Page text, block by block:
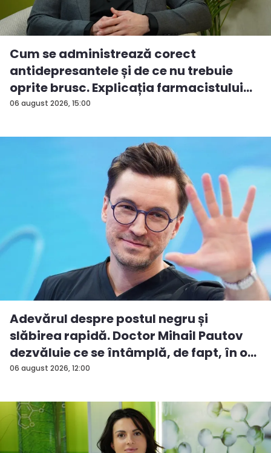
06 august 2026, 15:00
Cum se administrează corect
antidepresantele și de ce nu trebuie
oprite brusc. Explicația farmacistului
C...
06 august 2026, 12:00
Adevărul despre postul negru și
slăbirea rapidă. Doctor Mihail Pautov
dezvăluie ce se întâmplă, de fapt, în o...